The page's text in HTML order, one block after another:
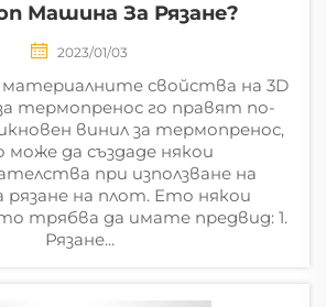
Машина За Рязане?
2023/01/03
свойства на 3D
термопренос го правят по-
винил за термопренос,
може да създаде някои
при използване на
рязане на плот. Ето някои
трябва да имате предвид: 1.
Рязане...